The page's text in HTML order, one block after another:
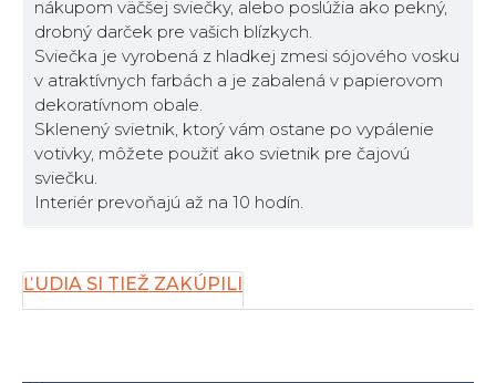
nákupom väčšej sviečky, alebo poslúžia ako pekný,
drobný darček pre vašich blízkych.
Sviečka je vyrobená z hladkej zmesi sójového vosku
v atraktívnych farbách a je zabalená v papierovom
dekoratívnom obale.
Sklenený svietnik, ktorý vám ostane po vypálenie
votivky, môžete použiť ako svietnik pre čajovú
sviečku.
Interiér prevoňajú až na 10 hodín.
ĽUDIA SI TIEŽ ZAKÚPILI